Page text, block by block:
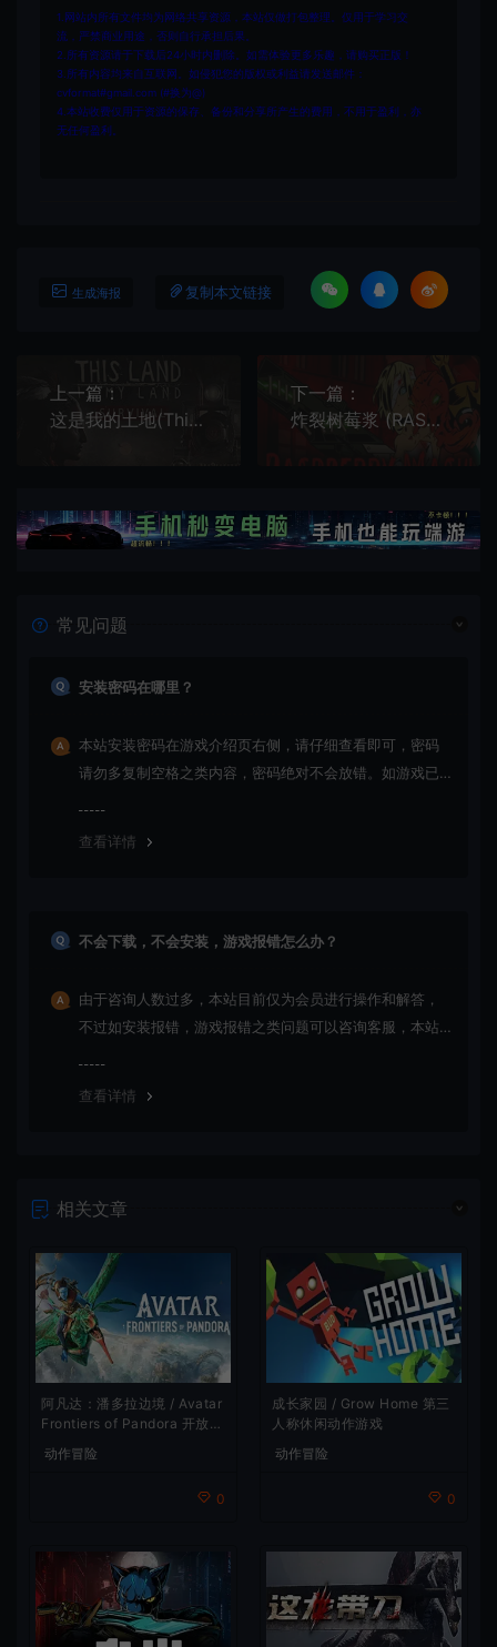
1.网站内所有文件均为网络共享资源，本站仅做打包整理。仅用于学习交
流，严禁商业用途，否则自行承担后果。
2.所有资源请于下载后24小时内删除。如需体验更多乐趣，请购买正版！
3.所有内容均来自互联网。如侵犯您的版权或利益请发送邮件：
cvformat#gmail.com (#换为@)
4.本站收费仅用于资源的保存、备份和分享所产生的费用，不用于盈利，亦
无任何盈利。
生成海报 复制本文链接
上一篇：
这是我的土地(This Land Is My Land)开放世界动作RPG游戏|下载
下一篇：
炸裂树莓浆 (RASPBERRY MASH) 简中|PC|牢迷宫探索Roguelike动作射击游戏
常见问题
安装密码在哪里？
本站安装密码在游戏介绍页右侧，请仔细查看即可，密码
请勿多复制空格之类内容，密码绝对不会放错。如游戏已
查看详情
不会下载，不会安装，游戏报错怎么办？
由于咨询人数过多，本站目前仅为会员进行操作和解答，
不过如安装报错，游戏报错之类问题可以咨询客服，本站
查看详情
相关文章
阿凡达：潘多拉边境 / Avatar
Frontiers of Pandora 开放世
动作冒险
0
成长家园 / Grow Home 第三
人称休闲动作游戏
动作冒险
0